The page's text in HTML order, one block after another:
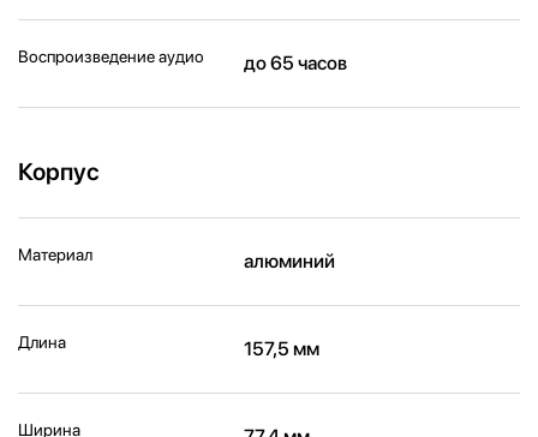
Воспроизведение аудио до 65 часов
Корпус
Материал алюминий
Длина 157,5 мм
Ширина